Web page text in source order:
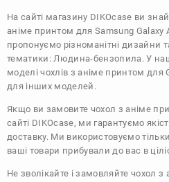
На сайті магазину DIKOcase ви
аніме принтом для Samsung Galaxy
пропонуємо різноманітні дизайни
тематики: Людина-бензопила . У
моделі чохлів з аніме принтом для
для інших моделей.
Якщо ви замовите чохол з аніме
сайті DIKOcase, ми гарантуємо
доставку. Ми використовуємо
ваші товари прибували до вас в
Не зволікайте і замовляйте чохол